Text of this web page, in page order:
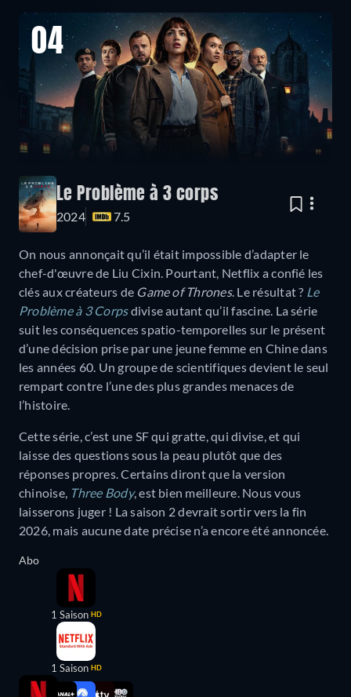
04
Le Problème à 3 corps
2024 7.5
On nous annonçait qu’il était impossible d’adapter le
chef-d'œuvre de Liu Cixin. Pourtant, Netflix a confié les
clés aux créateurs de Game of Thrones. Le résultat ? Le
Problème à 3 Corpsdivise autant qu’il fascine. La série
suit les conséquences spatio-temporelles sur le présent
d’une décision prise par une jeune femme en Chine dans
les années 60. Un groupe de scientifiques devient le seul
rempart contre l’une des plus grandes menaces de
l’histoire.
Cette série, c’est une SF qui gratte, qui divise, et qui
laisse des questions sous la peau plutôt que des
réponses propres. Certains diront que la version
chinoise, Three Body, est bien meilleure. Nous vous
laisserons juger ! La saison 2 devrait sortir vers la fin
2026, mais aucune date précise n’a encore été annoncée.
Abo
1 Saison HD
1 Saison HD